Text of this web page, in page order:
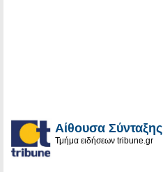
Αίθουσα Σύνταξης
Τμήμα ειδήσεων tribune.gr